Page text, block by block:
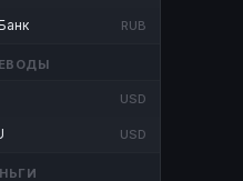
RUB
USD
USD